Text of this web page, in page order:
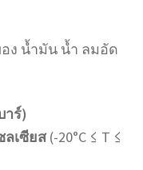
ง น้ำมัน น้ำ ลมอัด
าร์)
ลเซียส(-20°C ≤ T ≤